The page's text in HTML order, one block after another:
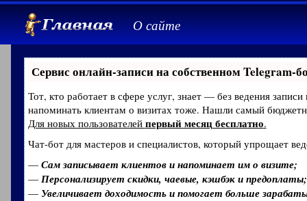
О сайте
Сервис онлайн-записи на собственном Telegram-
Тот, кто работает в сфере услуг, знает — без ведения
напоминать клиентам о визитах тоже. Нашли самый
Для новых пользователей первый месяц бесплатно.
Чат-бот для мастеров и специалистов, который упрощает
— Сам записывает клиентов и напоминает им о визите;
— Персонализирует скидки, чаевые, кэшбэк и предоплаты;
— Увеличивает доходимость и помогает больше